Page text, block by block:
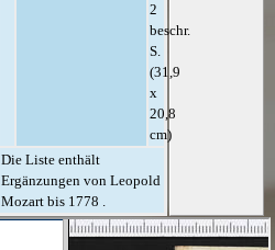
2
beschr.
S.
(31,9
x
20,8
cm)
Die Liste enthält
Ergänzungen von Leopold
Mozart bis 1778 .